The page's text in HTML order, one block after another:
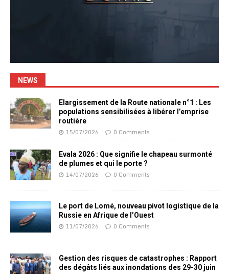
NEWS
Elargissement de la Route nationale n°1 : Les
populations sensibilisées à libérer l’emprise
routière
15/07/2026 0 Comments
Evala 2026 : Que signifie le chapeau surmonté
de plumes et qui le porte ?
14/07/2026 0 Comments
Le port de Lomé, nouveau pivot logistique de la
Russie en Afrique de l’Ouest
11/07/2026 0 Comments
Gestion des risques de catastrophes : Rapport
des dégâts liés aux inondations des 29-30 juin